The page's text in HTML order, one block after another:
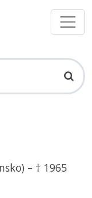
– † 1965